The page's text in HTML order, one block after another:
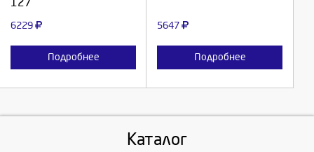
127
6229
Подробнее
5647
Подробнее
Каталог